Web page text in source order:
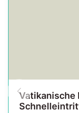
Vatikanische